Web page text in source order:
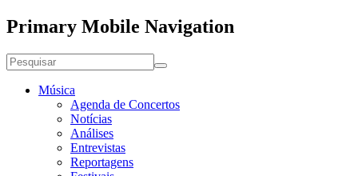
Primary Mobile Navigation
Música
Agenda de Concertos
Notícias
Análises
Entrevistas
Reportagens